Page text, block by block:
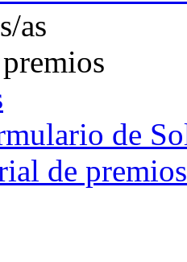
as
de
de premios